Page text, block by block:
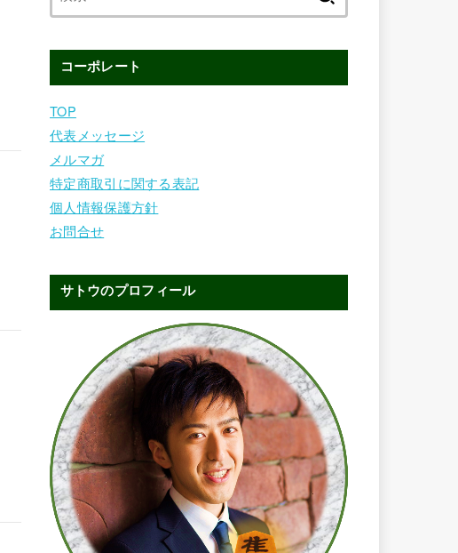
コーポレート
TOP
代表メッセージ
メルマガ
特定商取引に関する表記
個人情報保護方針
お問合せ
サトウのプロフィール